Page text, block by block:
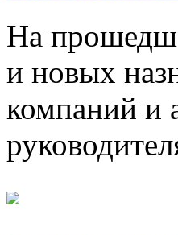
На
и новых
компаний и